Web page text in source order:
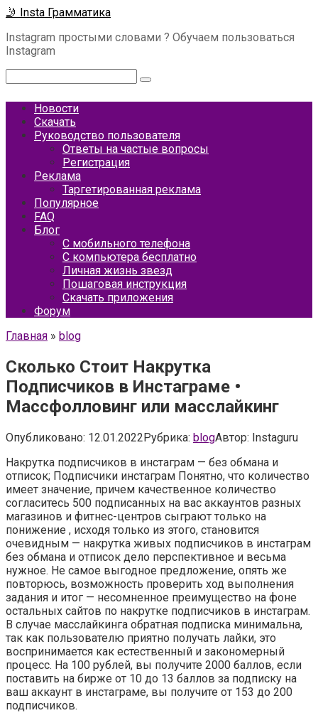
Перейти
контенту
🤳 Insta Грамматика
Instagram простыми словами ? Обучаем пользоваться
Instagram
Новости
Скачать
Руководство пользователя
Ответы на частые вопросы
Регистрация
Реклама
Таргетированная реклама
Популярное
FAQ
Блог
С мобильного телефона
С компьютера бесплатно
Личная жизнь звезд
Пошаговая инструкция
Скачать приложения
Форум
Главная » blog
Сколько Стоит Накрутка
Подписчиков в Инстаграме •
Массфолловинг или масслайкинг
Опубликовано: 12.01.2022Рубрика: blogАвтор: Instaguru
Накрутка подписчиков в инстаграм — без обмана и
отписок; Подписчики инстаграм Понятно, что количество
имеет значение, причем качественное количество
согласитесь 500 подписанных на вас аккаунтов разных
магазинов и фитнес-центров сыграют только на
понижение , исходя только из этого, становится
очевидным — накрутка живых подписчиков в инстаграм
без обмана и отписок дело перспективное и весьма
нужное. Не самое выгодное предложение, опять же
повторюсь, возможность проверить ход выполнения
задания и итог — несомненное преимущество на фоне
остальных сайтов по накрутке подписчиков в инстаграм.
В случае масслайкинга обратная подписка минимальна,
так как пользователю приятно получать лайки, это
воспринимается как естественный и закономерный
процесс. На 100 рублей, вы получите 2000 баллов, если
поставить на бирже от 10 до 13 баллов за подписку на
ваш аккаунт в инстаграме, вы получите от 153 до 200
подписчиков.